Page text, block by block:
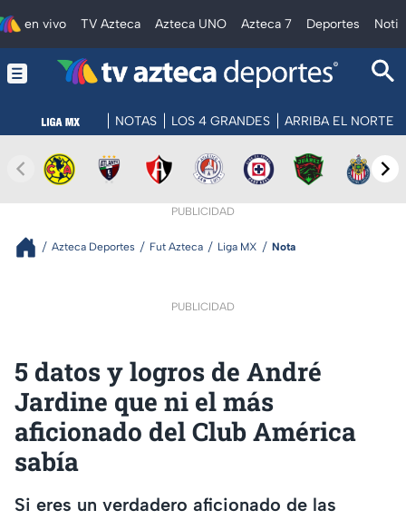
en vivo TV Azteca Azteca UNO Azteca 7 Deportes
NOTAS LOS 4 GRANDES ARRIBA EL NORTE
PUBLICIDAD
Azteca Deportes Fut Azteca Liga MX Nota
PUBLICIDAD
5 datos y logros de André
Jardine que ni el más
aficionado del Club América
sabía
Si eres un verdadero aficionado de las